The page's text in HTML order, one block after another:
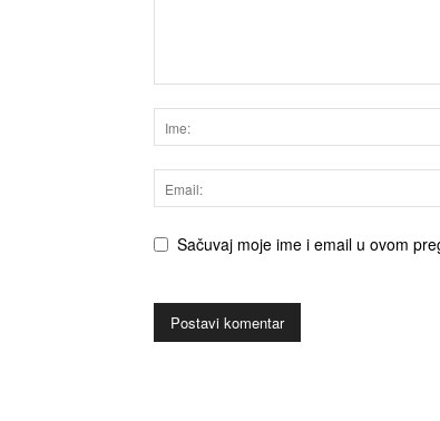
Sačuvaj moje ime i email u ovom